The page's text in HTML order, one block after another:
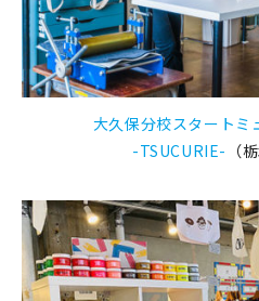
大久保分校スタートミ
-TSUCURIE- （